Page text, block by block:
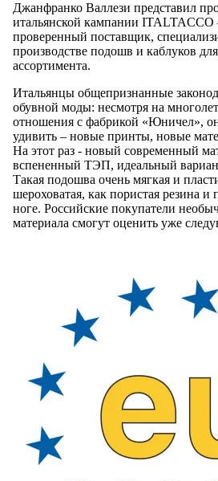
Джанфранко Валлези представил
итальянской кампании ITALTACCO
проверенный поставщик,
производстве подошв и каблуков
ассортимента.
Итальянцы общепризнанные
обувной моды: несмотря на
отношения с фабрикой «Юничел»,
удивить – новые принты, новые
На этот раз - новый современный
вспененный ТЭП, идеальный
Такая подошва очень мягкая и
шероховатая, как пористая резина и
ноге. Российские покупатели
материала смогут оценить уже